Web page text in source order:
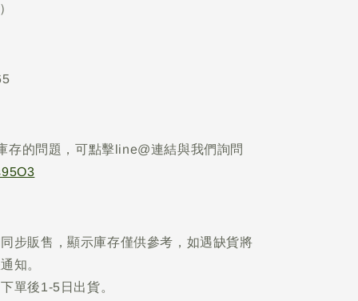
存的問題，可點擊line@連結與我們詢問
步販售，顯示庫存僅供參考，如遇缺貨將
知。
單後1-5日出貨。